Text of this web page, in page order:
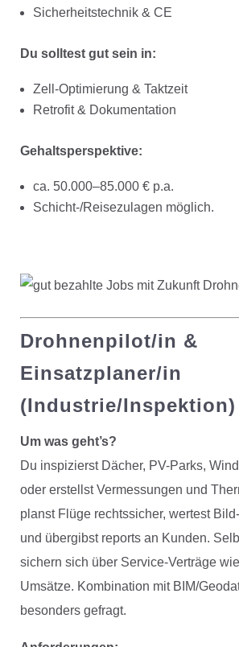
Sicherheitstechnik & CE
Du solltest gut sein in:
Zell-Optimierung & Taktzeit
Retrofit & Dokumentation
Gehaltsperspektive:
ca. 50.000–85.000 € p.a.
Schicht-/Reisezulagen möglich.
Drohnenpilot/in &
Einsatzplaner/in
(Industrie/Inspektion)
Um was geht’s?
Du inspizierst Dächer, PV-Parks,
oder erstellst Vermessungen und
planst Flüge rechtssicher, wertest
und übergibst reports an Kunden.
sichern sich über Service-Verträge
Umsätze. Kombination mit BIM/
besonders gefragt.